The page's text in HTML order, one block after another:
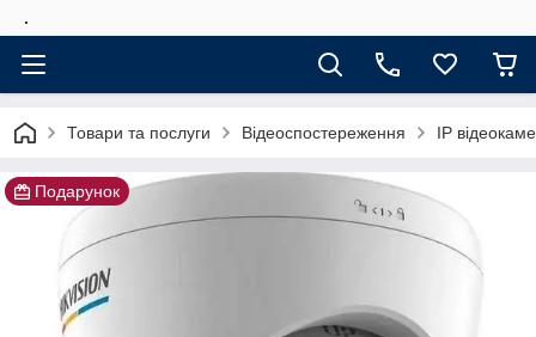
.
Товари та послуги Відеоспостереження IP
Подарунок